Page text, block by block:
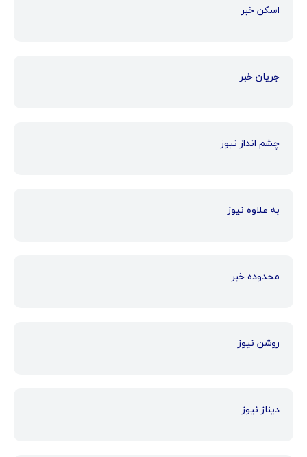
اسکن خبر
جریان خبر
چشم انداز نیوز
به علاوه نیوز
محدوده خبر
روشن نیوز
دیناز نیوز